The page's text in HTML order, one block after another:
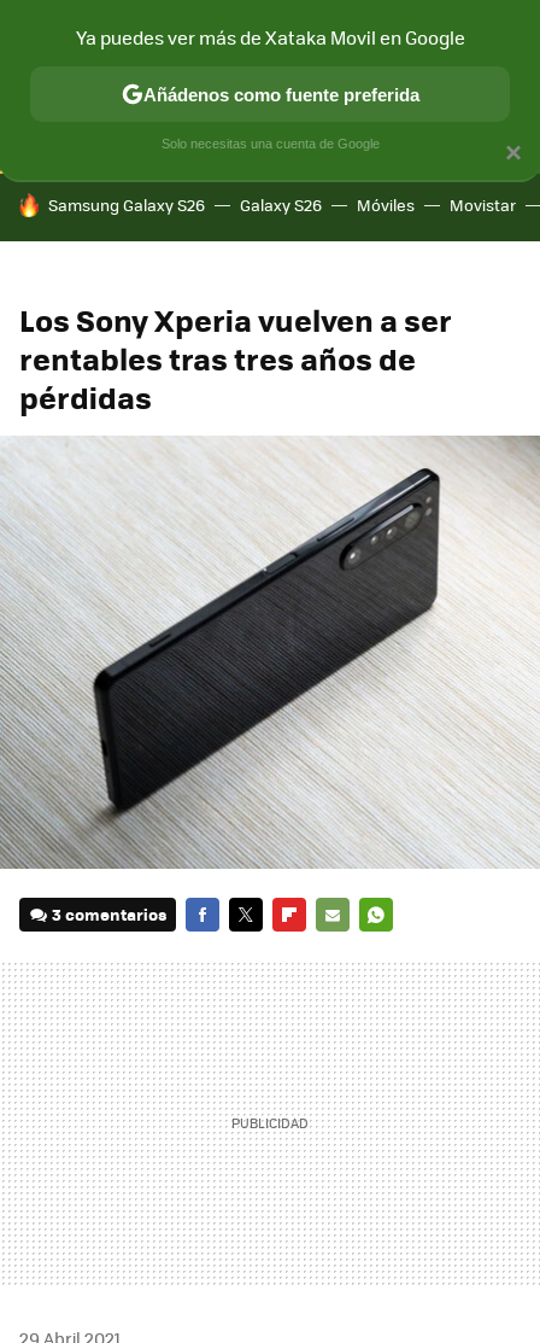
CONECTIVIDAD MÓVIL Y SOCIEDAD APLICACIONES
HOY SE HABLA DE
Samsung Galaxy S26 Galaxy S26 Móviles Movistar
Los Sony Xperia vuelven a ser
rentables tras tres años de
pérdidas
3 comentarios
MAIL
×
Ya puedes ver más de Xataka Movil en Google
Añádenos como fuente preferida
Solo necesitas una cuenta de Google